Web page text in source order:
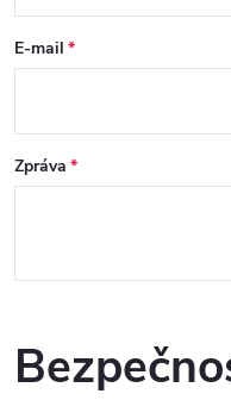
E-mail
Zpráva